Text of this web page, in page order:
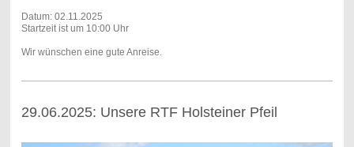
Datum: 02.11.2025
Startzeit ist um 10:00 Uhr
Wir wünschen eine gute Anreise.
29.06.2025: Unsere RTF Holsteiner Pfeil